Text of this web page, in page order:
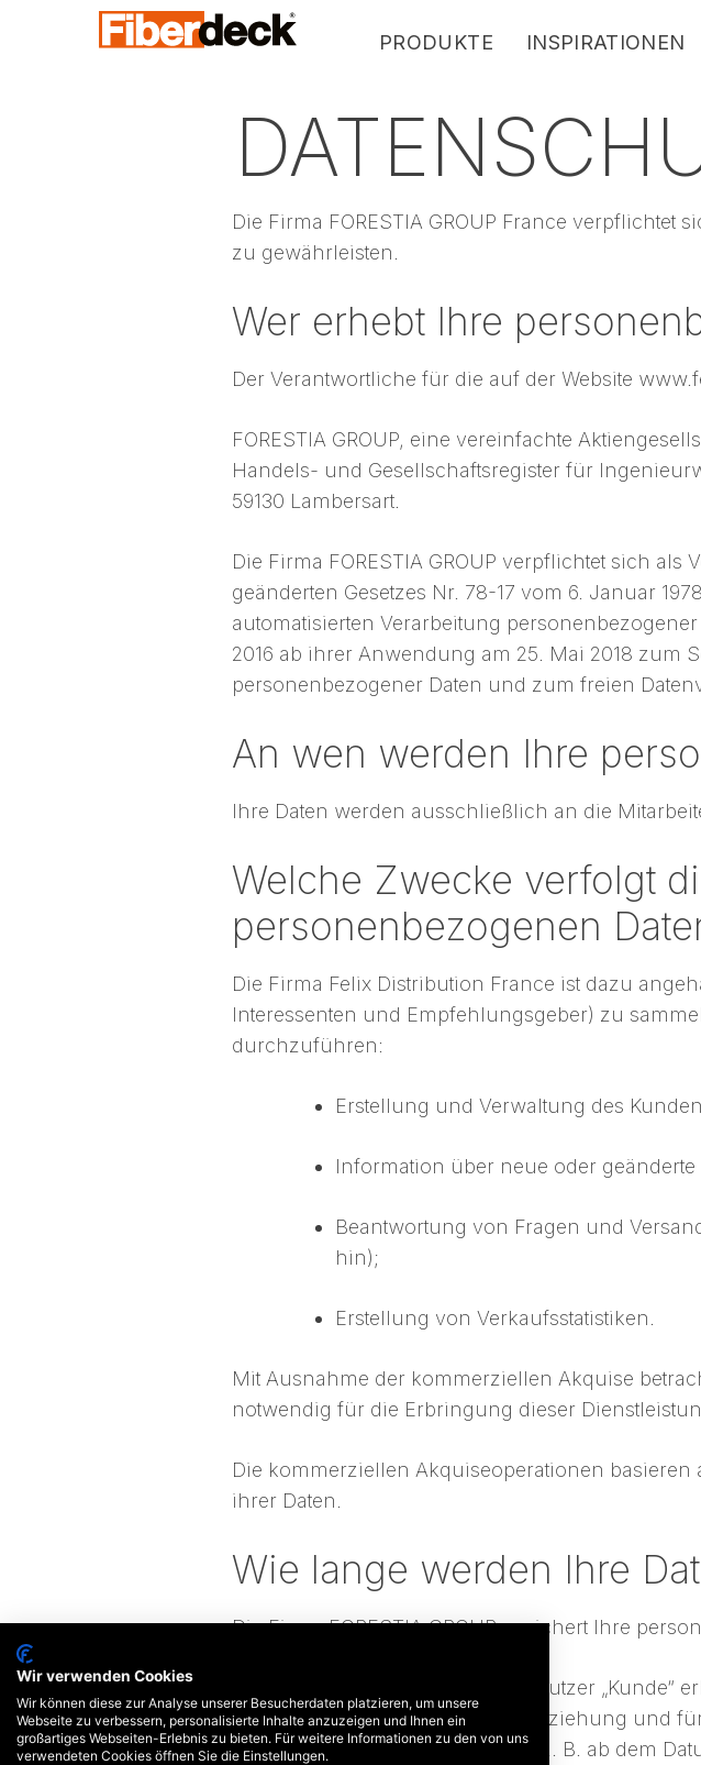
PRODUKTE
EXOTICS
VINTAGE
INSPIRATIONEN
Die Firma FORESTIA GROUP France
zu gewährleisten.
Wer erhebt Ihre
Der Verantwortliche für die auf der Website
FORESTIA GROUP, eine vereinfachte
Handels- und Gesellschaftsregister für
59130 Lambersart.
Die Firma FORESTIA GROUP verpflichtet sich
geänderten Gesetzes Nr. 78-17 vom 6. Januar
automatisierten Verarbeitung
2016 ab ihrer Anwendung am 25. Mai 2018 zum
personenbezogener Daten und zum freien
An wen werden Ihre
Ihre Daten werden ausschließlich an die
Welche Zwecke verfolgt
personenbezogenen
Die Firma Felix Distribution France ist dazu
Interessenten und Empfehlungsgeber) zu
durchzuführen:
Erstellung und Verwaltung des
Information über neue oder geänderte
Beantwortung von Fragen und
hin);
Erstellung von Verkaufsstatistiken.
Mit Ausnahme der kommerziellen Akquise
notwendig für die Erbringung dieser
Die kommerziellen Akquiseoperationen
ihrer Daten.
Wie lange werden Ihre
Die Firma FORESTIA GROUP speichert Ihre
Alle von dem Internetnutzer
Dauer der Geschäftsbeziehung und
Geschäftsbeziehung (z. B. ab dem
Wir verwenden Cookies
Wir können diese zur Analyse unserer Besucherdaten platzieren, um unsere
Webseite zu verbessern, personalisierte Inhalte anzuzeigen und Ihnen ein
großartiges Webseiten-Erlebnis zu bieten. Für weitere Informationen zu den von uns
verwendeten Cookies öffnen Sie die Einstellungen.